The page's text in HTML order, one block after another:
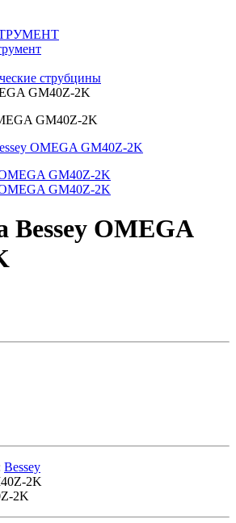
струбцины
GM40Z-2K
GM40Z-2K
Bessey OMEGA
Bessey
2K
2K